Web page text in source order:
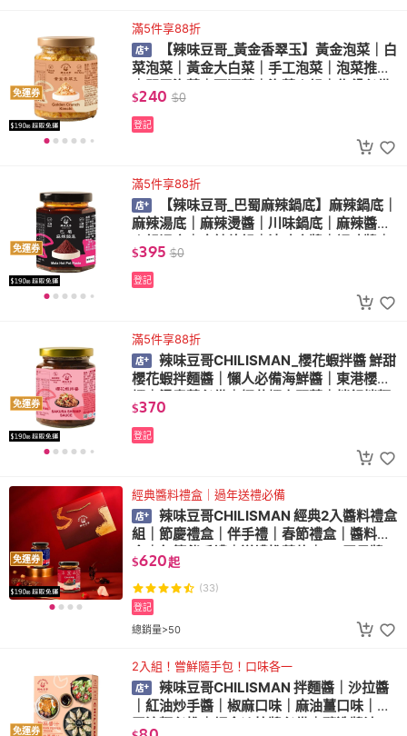
免運券
滿5件享88折
【辣味豆哥_黃金香翠玉】黃金泡菜｜白
菜泡菜｜黃金大白菜｜手工泡菜｜泡菜推薦
｜開胃菜
$240 $0
登記
免運券
滿5件享88折
【辣味豆哥_巴蜀麻辣鍋底】麻辣鍋底｜
麻辣湯底｜麻辣燙醬｜川味鍋底｜麻辣醬｜
圍爐必備
$395 $0
登記
免運券
滿5件享88折
辣味豆哥CHILISMAN_櫻花蝦拌醬 鮮甜
櫻花蝦拌麵醬｜懶人必備海鮮醬｜東港櫻花
$370
登記
免運券
經典醬料禮盒｜過年送禮必備
辣味豆哥CHILISMAN 經典2入醬料禮盒
組｜節慶禮盒｜伴手禮｜春節禮盒｜醬料禮
盒｜年節伴手禮｜送禮推薦款｜XO干貝醬
$620起
(33)
總銷量>50
登記
免運券
2入組！嘗鮮隨手包！口味各一
辣味豆哥CHILISMAN 拌麵醬｜沙拉醬
｜紅油炒手醬｜椒麻口味｜麻油薑口味｜夏